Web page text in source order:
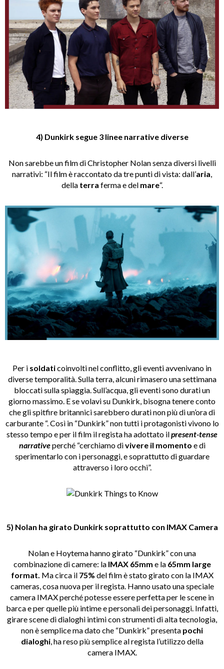
4) Dunkirk segue 3 linee narrative diverse
Non sarebbe un film di Christopher Nolan senza diversi livelli
narrativi: “Il film è raccontato da tre punti di vista: dall’aria,
della terra ferma e del mare“.
Per i soldaticoinvolti nel conflitto, gli eventi avvenivano in
diverse temporalità. Sulla terra, alcuni rimasero una settimana
bloccati sulla spiaggia. Sull’acqua, gli eventi sono durati un
giorno massimo. E se volavi su Dunkirk, bisogna tenere conto
che gli spitfire britannici sarebbero durati non più di un’ora di
carburante “. Così in “Dunkirk” non tutti i protagonisti vivono lo
stesso tempo e per il film il regista ha adottato ilpresent-tense
narrativeperché “cerchiamo divivere il momento e di
sperimentarlo con i personaggi, e soprattutto di guardare
attraverso i loro occhi”.
5) Nolan ha girato Dunkirk soprattutto con IMAX Camera
Nolan e Hoytema hanno girato “Dunkirk” con una
combinazione di camere: la IMAX 65mm e la 65mm large
format. Ma circa il75% del film è stato girato con la IMAX
cameras, cosa nuova per il regista. Hanno usato una speciale
camera IMAX perché potesse essere perfetta per le scene in
barca e per quelle più intime e personali dei personaggi. Infatti,
girare scene di dialoghi intimi con strumenti di alta tecnologia,
non è semplice ma dato che “Dunkirk” presenta pochi
dialoghi, ha reso più semplice al regista l’utilizzo della
camera IMAX.